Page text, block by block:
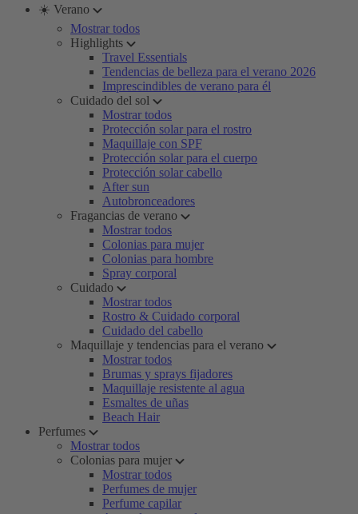
☀️ Verano
Mostrar todos
Highlights
Travel Essentials
Tendencias de belleza para el verano 2026
Imprescindibles de verano para él
Cuidado del sol
Mostrar todos
Protección solar para el rostro
Maquillaje con SPF
Protección solar para el cuerpo
Protección solar cabello
After sun
Autobronceadores
Fragancias de verano
Mostrar todos
Colonias para mujer
Colonias para hombre
Spray corporal
Cuidado
Mostrar todos
Rostro & Cuidado corporal
Cuidado del cabello
Maquillaje y tendencias para el verano
Mostrar todos
Brumas y sprays fijadores
Maquillaje resistente al agua
Esmaltes de uñas
Beach Hair
Perfumes
Mostrar todos
Colonias para mujer
Mostrar todos
Perfumes de mujer
Perfume capilar